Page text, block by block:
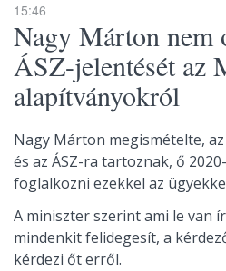
15:46
Nagy Márton nem
ÁSZ-jelentését az
alapítványokról
Nagy Márton megismételte,
és az ÁSZ-ra tartoznak, ő
foglalkozni ezekkel az
A miniszter szerint ami le van
mindenkit felidegesít, a
kérdezi őt erről.